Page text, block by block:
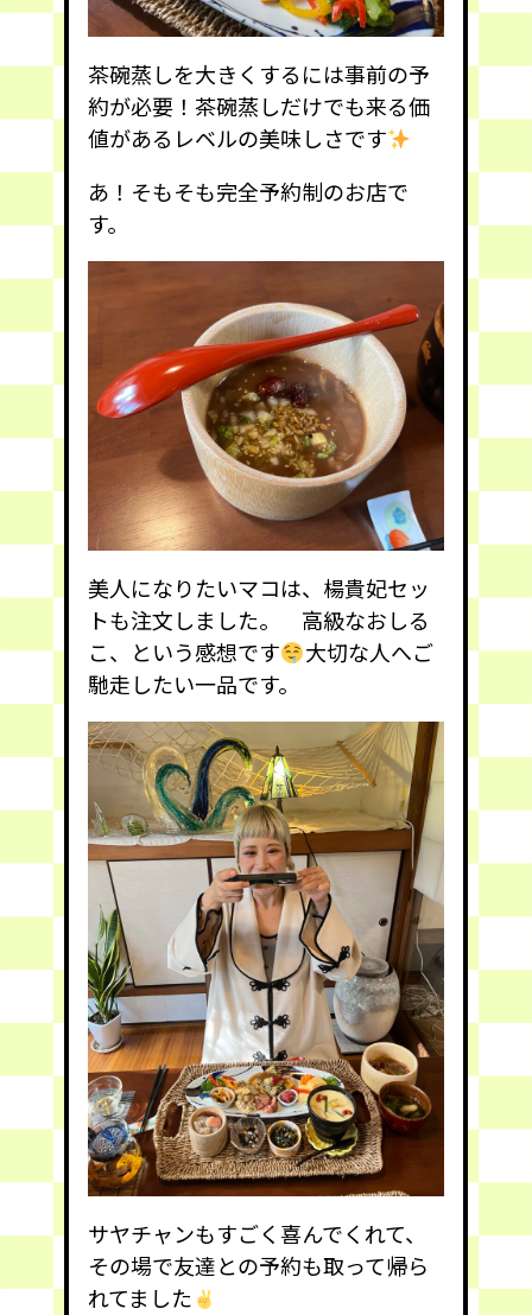
茶碗蒸しを大きくするには事前の予
約が必要！茶碗蒸しだけでも来る価
値があるレベルの美味しさです
あ！そもそも完全予約制のお店で
す。
美人になりたいマコは、楊貴妃セッ
トも注文しました。 高級なおしる
こ、という感想です
大切な人へご
馳走したい一品です。
サヤチャンもすごく喜んでくれて、
その場で友達との予約も取って帰ら
れてました